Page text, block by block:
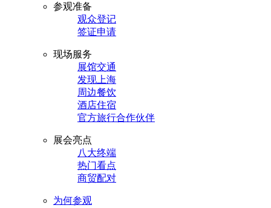
参观准备
观众登记
签证申请
现场服务
展馆交通
发现上海
周边餐饮
酒店住宿
官方旅行合作伙伴
展会亮点
八大终端
热门看点
商贸配对
为何参观